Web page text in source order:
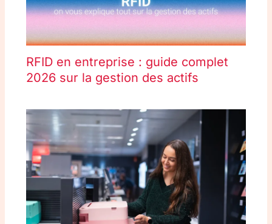
RFID en entreprise : guide complet
2026 sur la gestion des actifs